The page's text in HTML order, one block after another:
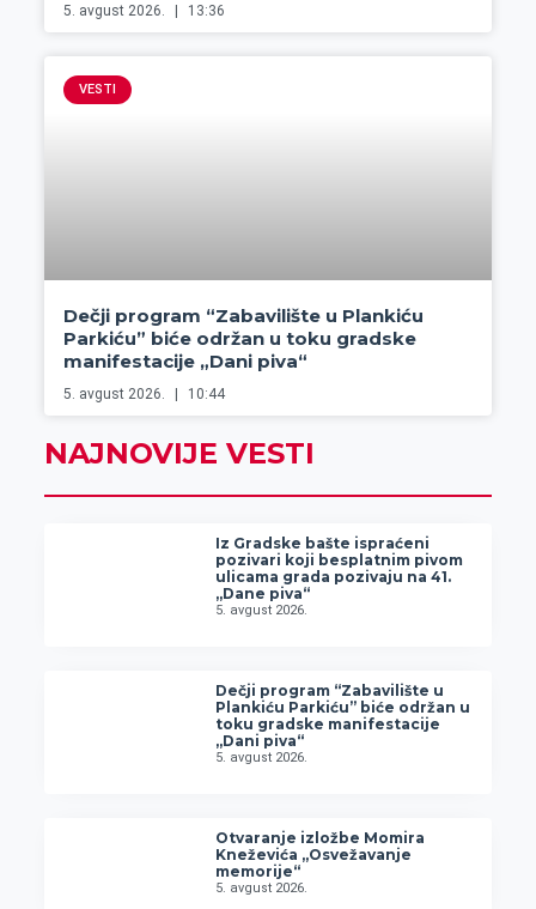
5. avgust 2026. 13:36
VESTI
Dečji program “Zabavilište u Plankiću
Parkiću” biće održan u toku gradske
manifestacije „Dani piva“
5. avgust 2026. 10:44
NAJNOVIJE VESTI
Iz Gradske bašte ispraćeni
pozivari koji besplatnim pivom
ulicama grada pozivaju na 41.
„Dane piva“
5. avgust 2026.
Dečji program “Zabavilište u
Plankiću Parkiću” biće održan u
toku gradske manifestacije
„Dani piva“
5. avgust 2026.
Otvaranje izložbe Momira
Kneževića „Osvežavanje
memorije“
5. avgust 2026.